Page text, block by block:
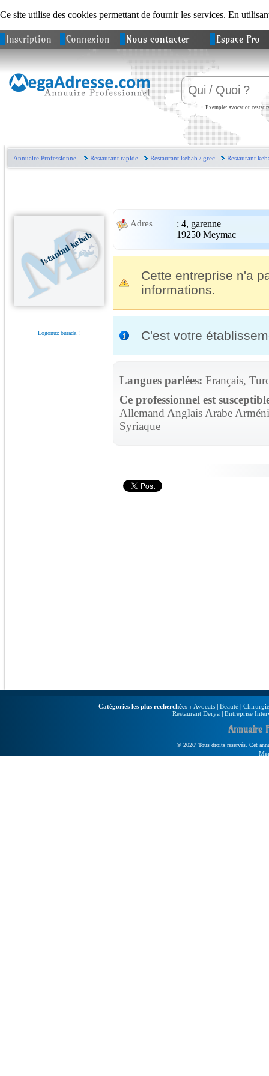
Ce site utilise des cookies permettant de fournir les services. En
Inscription Connexion Nous contacter Espace Pro
Exemple: avocat ou
Annuaire Professionnel Restaurant rapide Restaurant kebab / grec Restaurant
Istanbul kebab
Logonuz burada !
Adres : 4, garenne
19250 Meymac
Cette entreprise n'a
informations.
C'est votre
Langues parlées: Français,
Ce professionnel est
Allemand Anglais Arabe
Syriaque
Catégories les plus recherchées : Avocats | Beauté |
Restaurant Derya | Entreprise
Annuaire
© 2026' Tous droits reservés. Cet